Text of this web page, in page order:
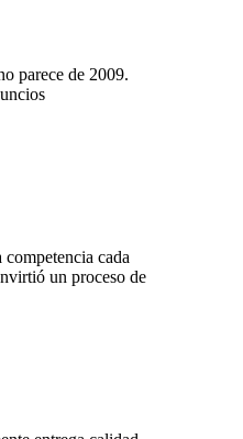
parece de 2009.
cada
un proceso de